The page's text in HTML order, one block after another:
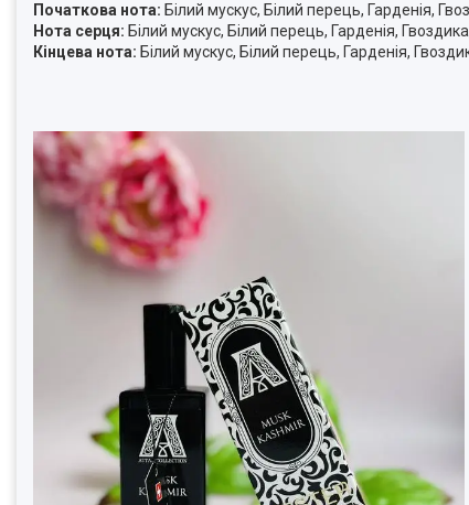
Початкова нота: Білий мускус, Білий перець, Гарденія,
Нота серця: Білий мускус, Білий перець, Гарденія,
Кінцева нота: Білий мускус, Білий перець, Гарденія,